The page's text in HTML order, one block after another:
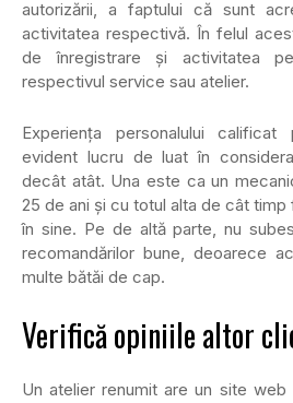
autorizării, a faptului că sunt
activitatea respectivă. În felul
de înregistrare și activitatea
respectivul service sau atelier.
Experiența personalului
evident lucru de luat în
decât atât. Una este ca un
25 de ani și cu totul alta de cât
în sine. Pe de altă parte, nu
recomandărilor bune, deoarece
multe bătăi de cap.
Verifică opiniile altor
Un atelier renumit are un site